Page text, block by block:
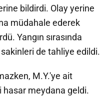
bildirdi. Olay yerine
müdahale ederek
Yangın sırasında
de tahliye edildi.
M.Y.'ye ait
meydana geldi.